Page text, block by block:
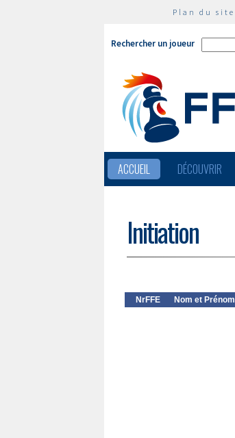
Plan du site
Rechercher un joueur
ACCUEIL DÉCOUVRIR
Initiation
NrFFE Nom et Prénom